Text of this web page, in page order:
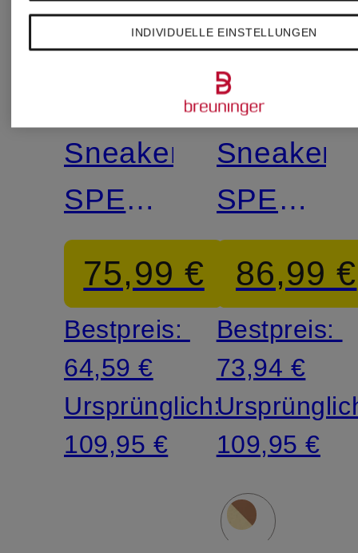
Sneaker
SPEEDCAT
BALLET
75,99 €
Bestpreis:
64,59 €
Ursprünglich:
109,95 €
PUMA
Sneaker
OG
86,99 €
Bestpreis:
73,94 €
109,95 €
INDIVIDUELLE EINSTELLUNGEN